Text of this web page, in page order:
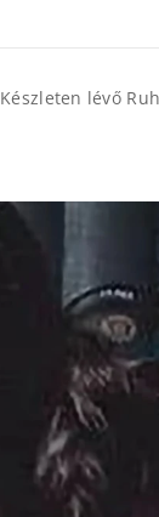
Készleten lévő